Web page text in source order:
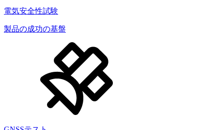
電気安全性試験
製品の成功の基盤